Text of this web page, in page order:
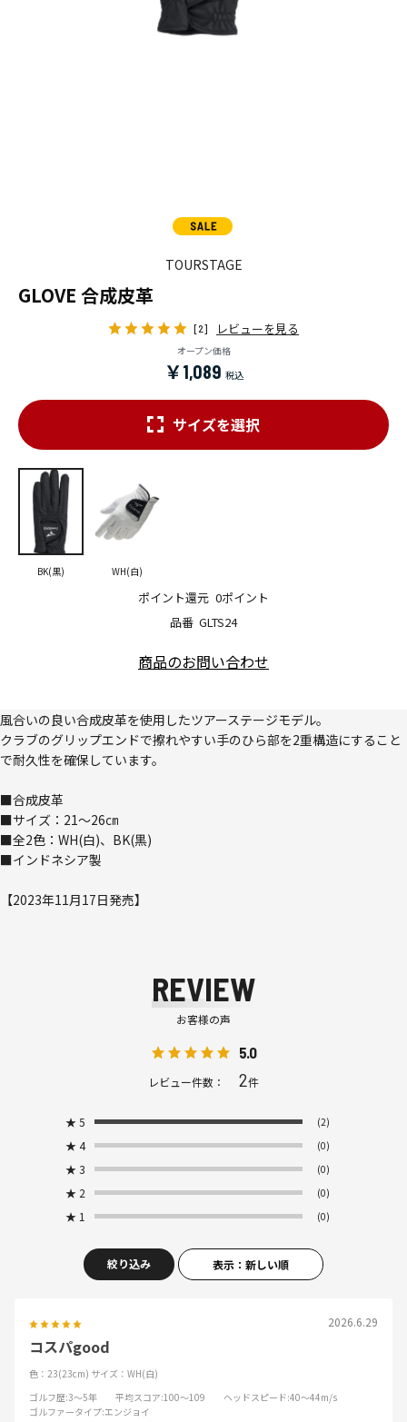
TOURSTAGE
GLOVE 合成皮革
[2] レビューを見る
オープン価格
￥1,089
品番 GLTS24
ポイント還元 0ポイント
サイズを選択
BK(黒) WH(白)
商品のお問い合わせ
風合いの良い合成皮革を使用したツアーステージモデル。
クラブのグリップエンドで擦れやすい手のひら部を2重構造にすること
で耐久性を確保しています。
■合成皮革
■サイズ：21～26㎝
■全2色：WH(白)、BK(黒)
■インドネシア製
【2023年11月17日発売】
REVIEW
お客様の声
5.0
レビュー件数： 2件
★ 5 (2)
★ 4 (0)
★ 3 (0)
★ 2 (0)
★ 1 (0)
絞り込み 表示：新しい順
2026.6.29
コスパgood
色：23(23cm) サイズ：WH(白)
ゴルフ歴:3～5年 平均スコア:100～109 ヘッドスピード:40～44m/s
ゴルファータイプ:エンジョイ